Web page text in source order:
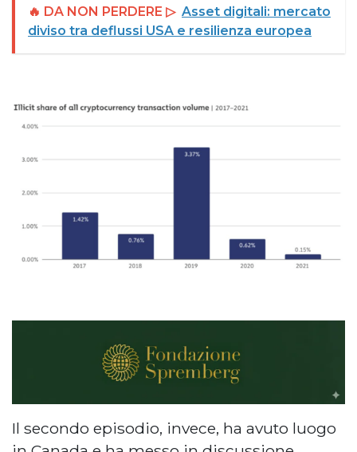
🔥 DA NON PERDERE ▷ Asset digitali: mercato
diviso tra deflussi USA e resilienza europea
Il secondo episodio, invece, ha avuto luogo